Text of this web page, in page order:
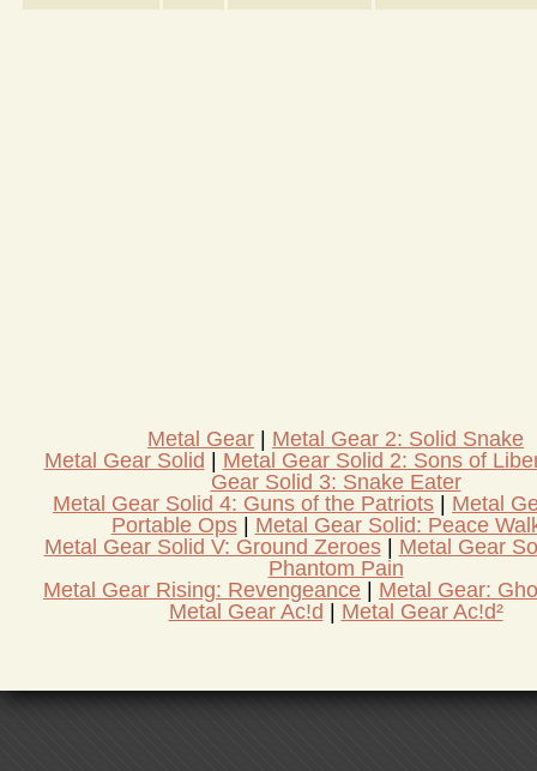
Metal Gear
Metal Gear 2: Solid Snake
Metal Gear Solid
Metal Gear Solid 2: Sons of
Gear Solid 3: Snake Eater
Metal Gear Solid 4: Guns of the Patriots
Metal
Portable Ops
Metal Gear Solid: Peace
Metal Gear Solid V: Ground Zeroes
Metal Gear
Phantom Pain
Metal Gear Rising: Revengeance
Metal Gear:
Metal Gear Ac!d
Metal Gear Ac!d²